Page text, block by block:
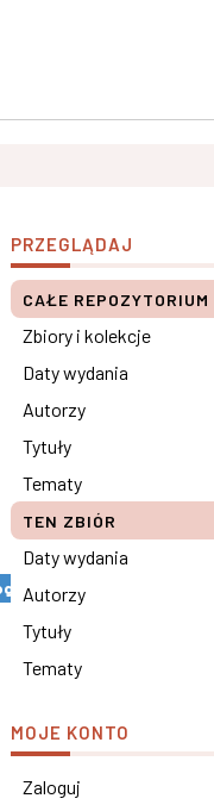
remarks ×
PRZEGLĄDAJ
CAŁE REPOZYTORIUM
Zbiory i kolekcje
Daty wydania
Autorzy
Tytuły
Tematy
TEN ZBIÓR
Daty wydania
Autorzy
Tytuły
Tematy
MOJE KONTO
Zaloguj